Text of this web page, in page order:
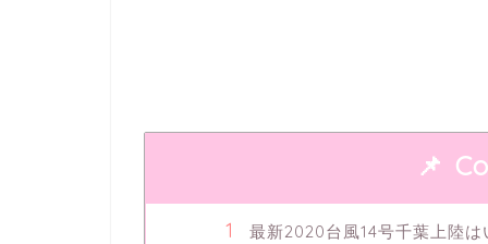
最新2020台風14号千葉上陸は